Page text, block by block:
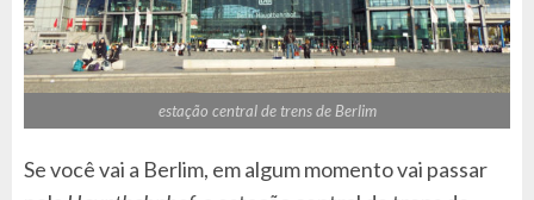
estação central de trens de Berlim
Se você vai a Berlim, em algum momento vai passar